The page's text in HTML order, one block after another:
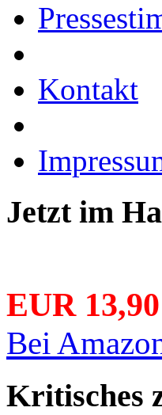
Kontakt
Jetzt im
EUR 13,90
Bei
Kritisches